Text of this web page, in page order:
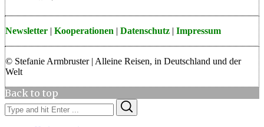
Newsletter | Kooperationen | Datenschutz | Impressum
© Stefanie Armbruster | Alleine Reisen, in Deutschland und der
Welt
Back to top
Search
for: